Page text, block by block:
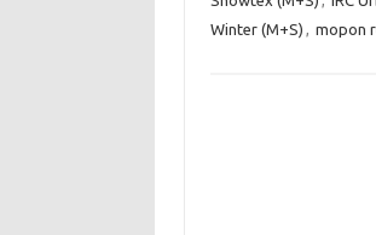
o
o
e
r
A
p
Winter (M+S) , mopon